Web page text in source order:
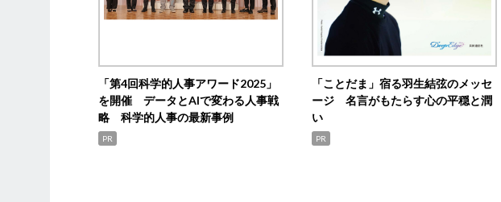
「第4回科学的人事アワード2025」
を開催 データとAIで変わる人事戦
略 科学的人事の最新事例
PR
「ことだま」宿る羽生結弦のメッセ
ージ 名言がもたらす心の平穏と潤
い
PR